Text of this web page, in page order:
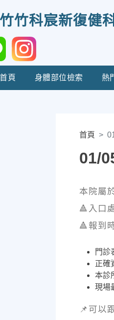
竹科宸新復健
首頁 身體部位檢索 熱
首頁
01/
本院屬
🔺入口
🔺報到
門診
正確
本診
現場
📌可以